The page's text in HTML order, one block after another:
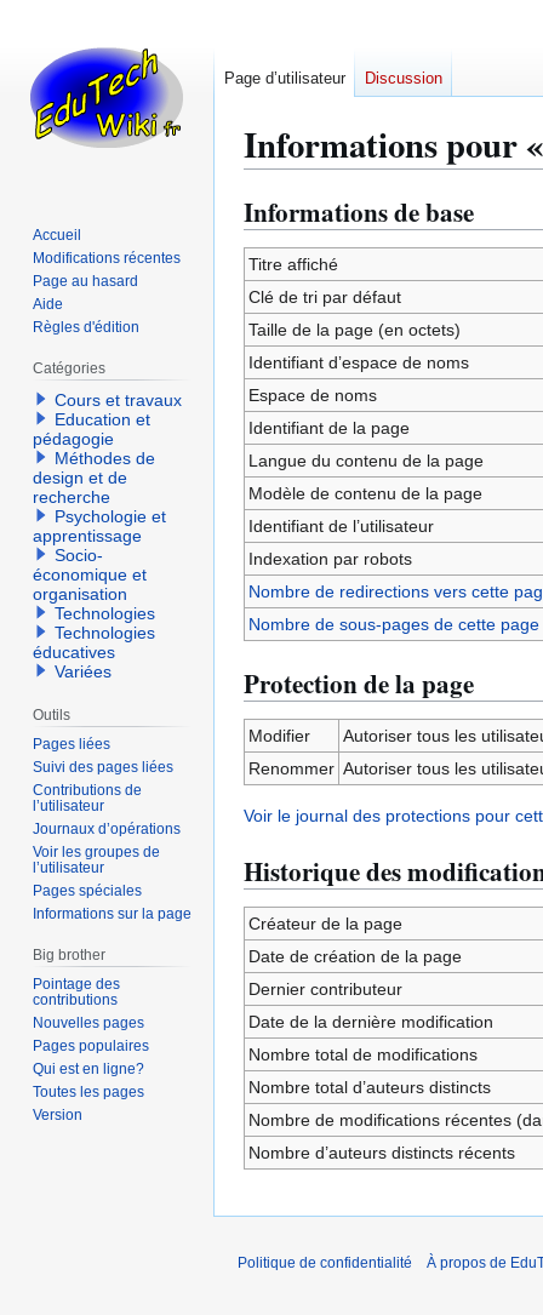
Informations pour
Aller
à
la
navigation
Aller
à
la
recherche
Informations de base
Titre affiché
Clé de tri par défaut
Taille de la page (en octets)
Identifiant dʼespace de noms
Espace de noms
Identifiant de la page
Langue du contenu de la page
Modèle de contenu de la page
Identifiant de l’utilisateur
Indexation par robots
Nombre de redirections vers cette
Nombre de sous-pages de cette page
Protection de la page
Modifier
Autoriser tous les
Renommer Autoriser tous les
Voir le journal des protections pour
Historique des
Créateur de la page
Date de création de la page
Dernier contributeur
Date de la dernière modification
Nombre total de modifications
Nombre total d’auteurs distincts
Nombre de modifications récentes
Nombre d’auteurs distincts récents
Page d’utilisateur Discussion
Accueil
Modifications récentes
Page au hasard
Aide
Règles d'édition
Catégories
Cours et travaux
Education et
pédagogie
Méthodes de
design et de
recherche
Psychologie et
apprentissage
Socio-
économique et
organisation
Technologies
Technologies
éducatives
Variées
Outils
Pages liées
Suivi des pages liées
Contributions de
l’utilisateur
Journaux d’opérations
Voir les groupes de
l’utilisateur
Pages spéciales
Informations sur la page
Big brother
Pointage des
contributions
Nouvelles pages
Pages populaires
Qui est en ligne?
Toutes les pages
Version
Politique de confidentialité À propos de